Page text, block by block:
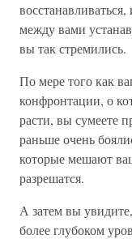
между вами
вы так стремились.
По мере того как
конфронтации, о
расти, вы сумеете
раньше очень
которые мешают
разрешатся.
А затем вы
более глубоком